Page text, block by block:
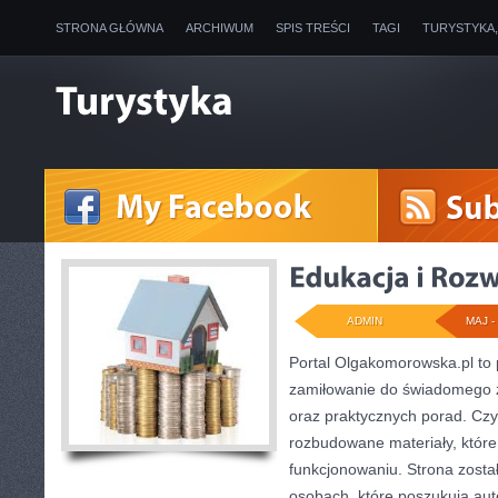
STRONA GŁÓWNA ARCHIWUM SPIS TREŚCI TAGI
MAJ -
ADMIN
Portal Olgakomorowska.pl
zamiłowanie do
oraz praktycznych porad.
rozbudowane materiały,
funkcjonowaniu. Strona